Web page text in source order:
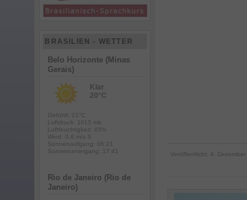
Veröffentlicht: 4.
BRASILIEN - WETTER
Belo Horizonte (Minas
Gerais)
Klar
20°C
Gefühlt: 21°C
Luftdruck: 1015 mb
Luftfeuchtigkeit: 45%
Wind: 0.6 m/s S
Sonnenaufgang: 06:21
Sonnenuntergang: 17:41
Rio de Janeiro (Rio de
Janeiro)